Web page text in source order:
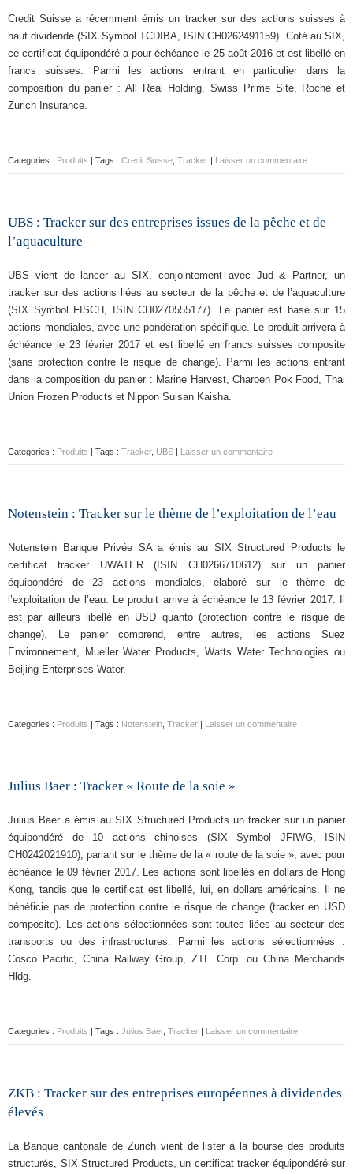
Credit Suisse a récemment émis un tracker sur des actions suisses à
haut dividende (SIX Symbol TCDIBA, ISIN CH0262491159). Coté au SIX,
ce certificat équipondéré a pour échéance le 25 août 2016 et est libellé en
francs suisses. Parmi les actions entrant en particulier dans la
composition du panier : All Real Holding, Swiss Prime Site, Roche et
Zurich Insurance.
Categories : Produits | Tags : Credit Suisse Tracker | Laisser un commentaire
UBS : Tracker sur des entreprises issues de la pêche et de
l’aquaculture
UBS vient de lancer au SIX, conjointement avec Jud & Partner, un
tracker sur des actions liées au secteur de la pêche et de l’aquaculture
(SIX Symbol FISCH, ISIN CH0270555177). Le panier est basé sur 15
actions mondiales, avec une pondération spécifique. Le produit arrivera à
échéance le 23 février 2017 et est libellé en francs suisses composite
(sans protection contre le risque de change). Parmi les actions entrant
dans la composition du panier : Marine Harvest, Charoen Pok Food, Thai
Union Frozen Products et Nippon Suisan Kaisha.
Categories : Produits | Tags : Tracker, UBS | Laisser un commentaire
Notenstein : Tracker sur le thème de l’exploitation de l’eau
Notenstein Banque Privée SA a émis au SIX Structured Products le
certificat tracker UWATER (ISIN CH0266710612) sur un panier
équipondéré de 23 actions mondiales, élaboré sur le thème de
l’exploitation de l’eau. Le produit arrive à échéance le 13 février 2017. Il
est par ailleurs libellé en USD quanto (protection contre le risque de
change). Le panier comprend, entre autres, les actions Suez
Environnement, Mueller Water Products, Watts Water Technologies ou
Beijing Enterprises Water.
Categories : Produits | Tags : Notenstein Tracker | Laisser un commentaire
Julius Baer : Tracker « Route de la soie »
Julius Baer a émis au SIX Structured Products un tracker sur un panier
équipondéré de 10 actions chinoises (SIX Symbol JFIWG, ISIN
CH0242021910), pariant sur le thème de la « route de la soie », avec pour
échéance le 09 février 2017. Les actions sont libellés en dollars de Hong
Kong, tandis que le certificat est libellé, lui, en dollars américains. Il ne
bénéficie pas de protection contre le risque de change (tracker en USD
composite). Les actions sélectionnées sont toutes liées au secteur des
transports ou des infrastructures. Parmi les actions sélectionnées :
Cosco Pacific, China Railway Group, ZTE Corp. ou China Merchands
Hldg.
Categories : Produits | Tags : Julius Baer, Tracker | Laisser un commentaire
ZKB : Tracker sur des entreprises européennes à dividendes
élevés
La Banque cantonale de Zurich vient de lister à la bourse des produits
structurés, SIX Structured Products, un certificat tracker équipondéré sur